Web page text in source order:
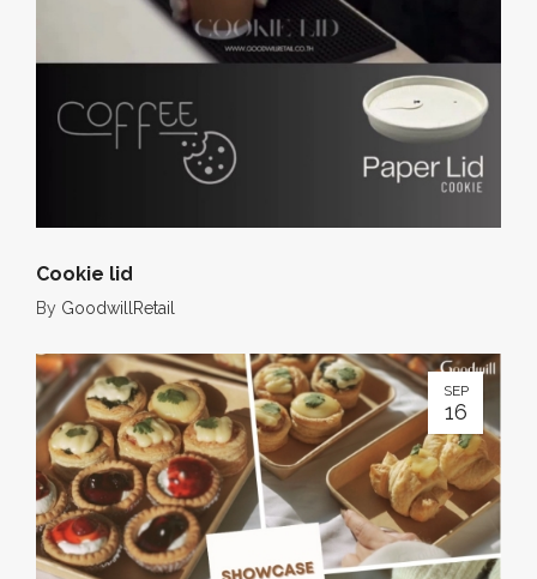
Cookie lid
By GoodwillRetail
SEP
16